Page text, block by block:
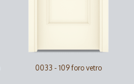
0033 - 109 foro vetro